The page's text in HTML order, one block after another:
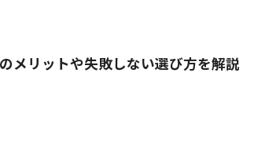
メリットや失敗しない選び方を解説